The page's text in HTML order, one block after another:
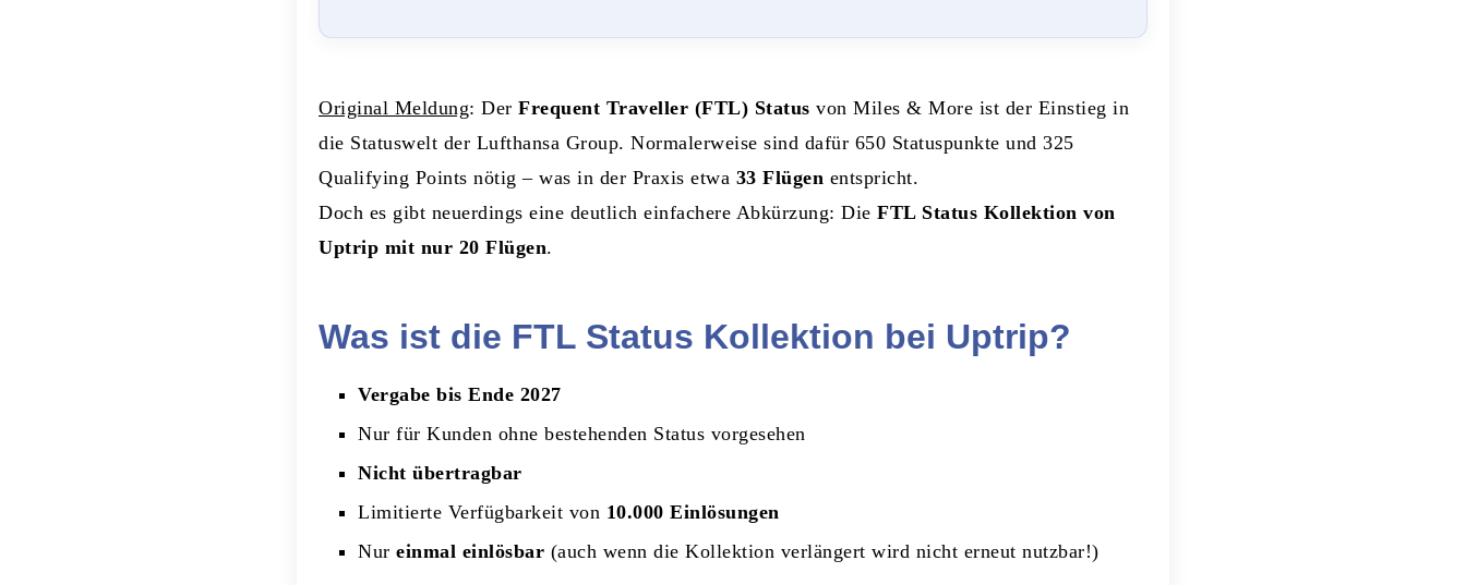
Original Meldung: Der Frequent Traveller (FTL) Status von Miles & More ist der Einstieg in
die Statuswelt der Lufthansa Group. Normalerweise sind dafür 650 Statuspunkte und 325
Qualifying Points nötig – was in der Praxis etwa 33 Flügen entspricht.
Doch es gibt neuerdings eine deutlich einfachere Abkürzung: Die FTL Status Kollektion von
Uptrip mit nur 20 Flügen.
Was ist die FTL Status Kollektion bei Uptrip?
Vergabe bis Ende 2027
Nur für Kunden ohne bestehenden Status vorgesehen
Nicht übertragbar
Limitierte Verfügbarkeit von 10.000 Einlösungen
Nur einmal einlösbar (auch wenn die Kollektion verlängert wird nicht erneut nutzbar!)